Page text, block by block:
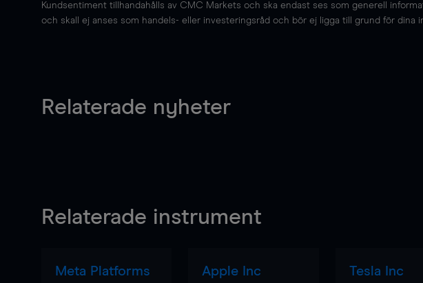
Kundsentiment tillhandahålls av CMC Markets och ska endast ses som generell
och skall ej anses som handels- eller investeringsråd och bör ej ligga till grund för dina
Relaterade nyheter
Relaterade instrument
Meta Platforms
Apple Inc Tesla Inc